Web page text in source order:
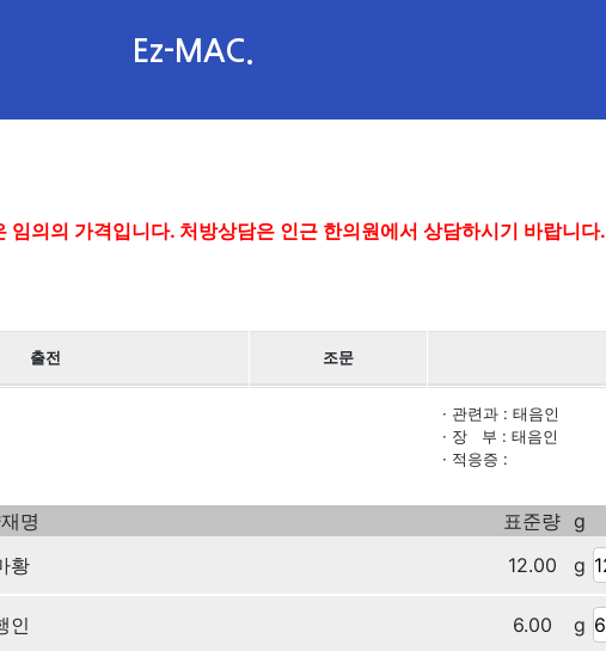
Ez-MAC.
임의의 가격입니다. 처방상담은 인근 한의원에서 상담하시기 바랍니다.
출전 조문
· 관련과 : 태음인
· 장 부 : 태음인
· 적응증 :
명 표준량 g
황
12.00 g
인 6.00 g